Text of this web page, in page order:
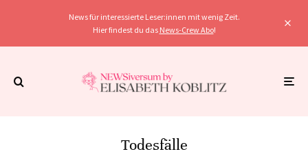
News für interessierte Leser:innen mit wenig Zeit.
Hier findest du das News-Crew Abo!
Todesfälle